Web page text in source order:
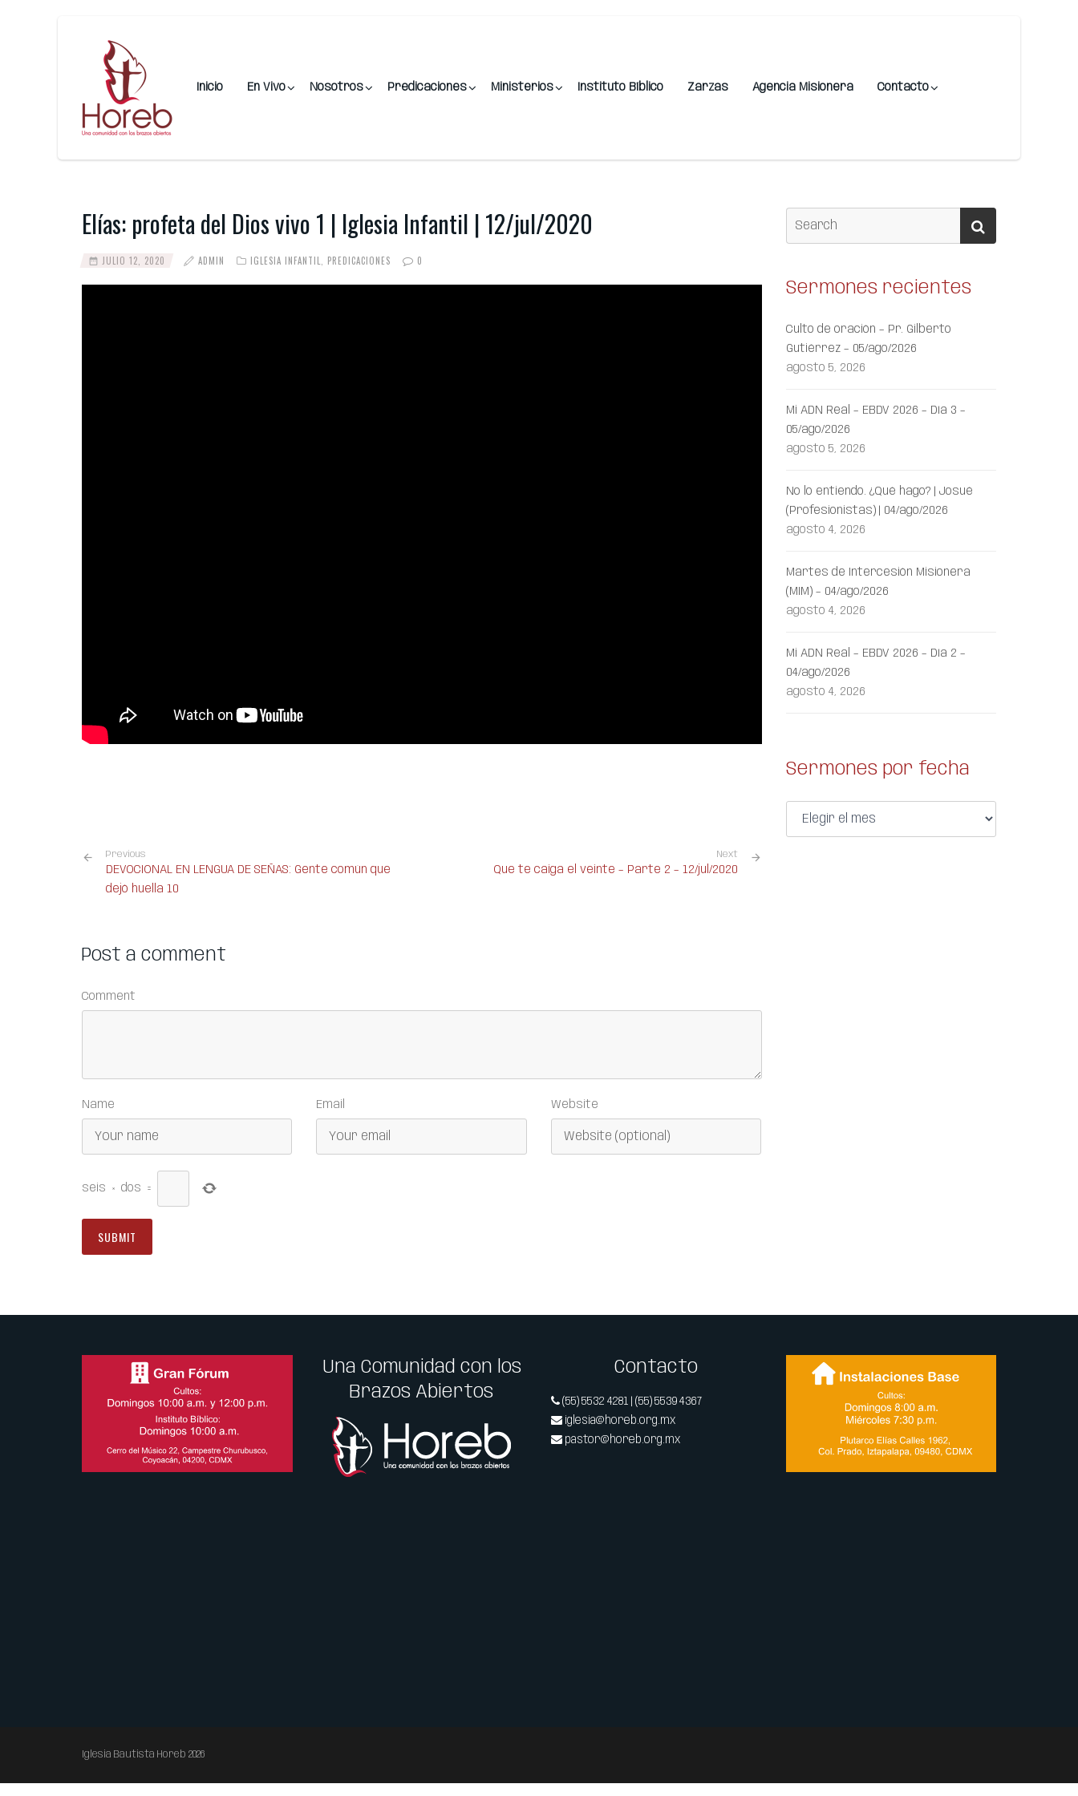
Inicio En Vivo Nosotros Predicaciones Ministerios Instituto Bíblico Zarzas Agencia Misionera Contacto
Elías: profeta del Dios vivo 1 | Iglesia Infantil | 12/jul/2020
JULIO 12, 2020 ADMIN IGLESIA INFANTIL PREDICACIONES 0
Previous
DEVOCIONAL EN LENGUA DE SEÑAS: Gente común que
dejó huella 10
Next
Que te caiga el veinte – Parte 2 – 12/jul/2020
Post a comment
Comment
Name Email Website
seis × dos =
Sermones recientes
Culto de oración – Pr. Gilberto
Gutiérrez – 05/ago/2026
agosto 5, 2026
Mi ADN Real – EBDV 2026 – Día 3 –
05/ago/2026
agosto 5, 2026
No lo entiendo. ¿Qué hago? | Josué
(Profesionistas) | 04/ago/2026
agosto 4, 2026
Martes de Intercesión Misionera
(MIM) – 04/ago/2026
agosto 4, 2026
Mi ADN Real – EBDV 2026 – Día 2 –
04/ago/2026
agosto 4, 2026
Sermones por fecha
Una Comunidad con los
Brazos Abiertos
Contacto
(55) 5532 4281 | (55) 5539 4367
iglesia@horeb.org.mx
pastor@horeb.org.mx
Iglesia Bautista Horeb 2026